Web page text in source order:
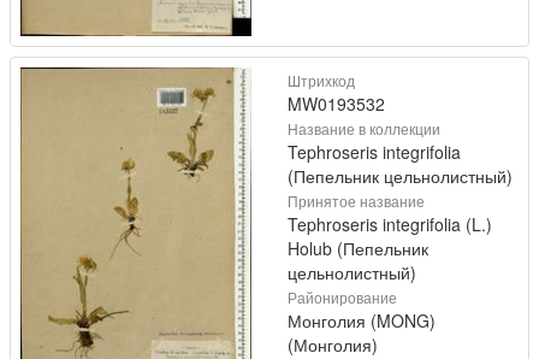
Штрихкод
MW0193532
Название в коллекции
Tephroseris integrifolia
(Пепельник цельнолистный)
Принятое название
Tephroseris integrifolia (L.)
Holub (Пепельник
цельнолистный)
Районирование
Монголия (MONG)
(Монголия)